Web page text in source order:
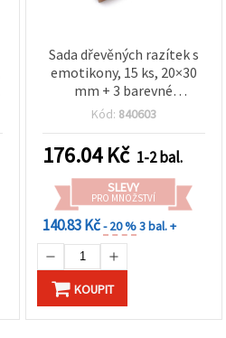
Sada dřevěných razítek s
emotikony, 15 ks, 20×30
mm + 3 barevné
inkoustové polštářky, 24
přáníčka a školu
Kód: 840603
176.04Kč 1-2 bal.
SLEVY
PRO MNOŽSTVÍ
140.83 Kč- 20 %3 bal. +
KOUPIT